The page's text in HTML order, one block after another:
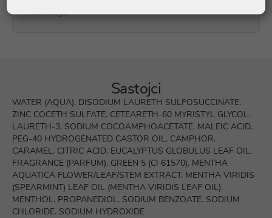
Recenzije
Sastojci
WATER (AQUA). DISODIUM LAURETH SULFOSUCCINATE.
ZINC COCETH SULFATE. CETEARETH-60 MYRISTYL GLYCOL.
LAURETH-3. SODIUM COCOAMPHOACETATE. MALEIC ACID.
PEG-40 HYDROGENATED CASTOR OIL. CAMPHOR.
CARAMEL. CITRIC ACID. EUCALYPTUS GLOBULUS LEAF OIL.
FRAGRANCE (PARFUM). GREEN 5 (CI 61570). MENTHA
AQUATICA FLOWER/LEAF/STEM EXTRACT. MENTHA VIRIDIS
(SPEARMINT) LEAF OIL (MENTHA VIRIDIS LEAF OIL).
MENTHOL. PROPANEDIOL. SODIUM BENZOATE. SODIUM
CHLORIDE. SODIUM HYDROXIDE